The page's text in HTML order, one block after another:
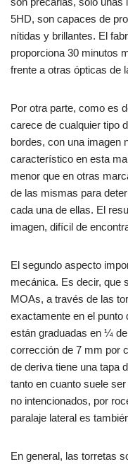
5HD, son capaces de
nítidas y brillantes. El
proporciona 30 minutos
frente a otras ópticas de
Por otra parte, como es
carece de cualquier tipo
bordes, con una imagen
característico en esta
menor que en otras
de las mismas para
cada una de ellas. El
imagen, difícil de
El segundo aspecto
mecánica. Es decir, que
MOAs, a través de las
exactamente en el punto
están graduadas en ¼
corrección de 7 mm por
de deriva tiene una tapa
tanto en cuanto suele
no intencionados, por
paralaje lateral es
En general, las torretas